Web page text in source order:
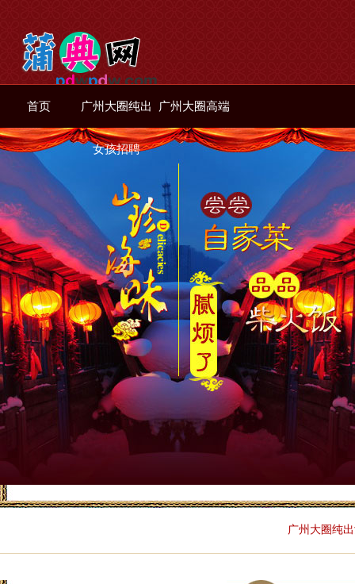
首页 广州大圈纯出
女孩招聘
广州大圈高端
广州大圈纯出